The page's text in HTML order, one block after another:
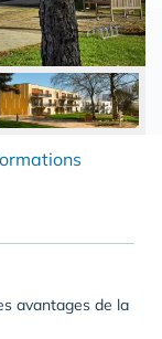
avantages de la